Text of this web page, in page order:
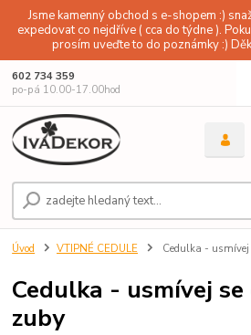
Jsme kamenný obchod s e-shopem :)
expedovat co nejdříve ( cca do týdne ).
prosím uveďte to do poznámky :)
602 734 359
po-pá 10.00-17.00hod
Úvod VTIPNÉ CEDULE Cedulka -
Cedulka - usmívej
zuby